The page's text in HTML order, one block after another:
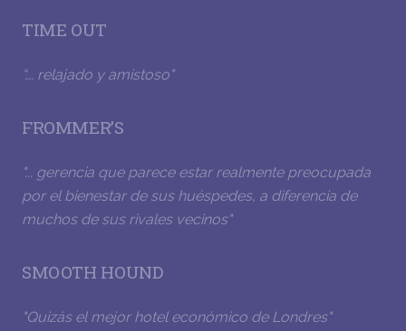
TIME OUT
“…. relajado y amistoso"
FROMMER’S
"... gerencia que parece estar realmente preocupada
por el bienestar de sus huéspedes, a diferencia de
muchos de sus rivales vecinos"
SMOOTH HOUND
"Quizás el mejor hotel económico de Londres"